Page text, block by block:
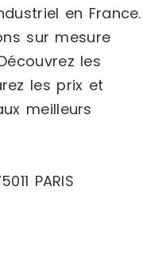
en France.
sur mesure
les
les prix et
meilleurs
PARIS